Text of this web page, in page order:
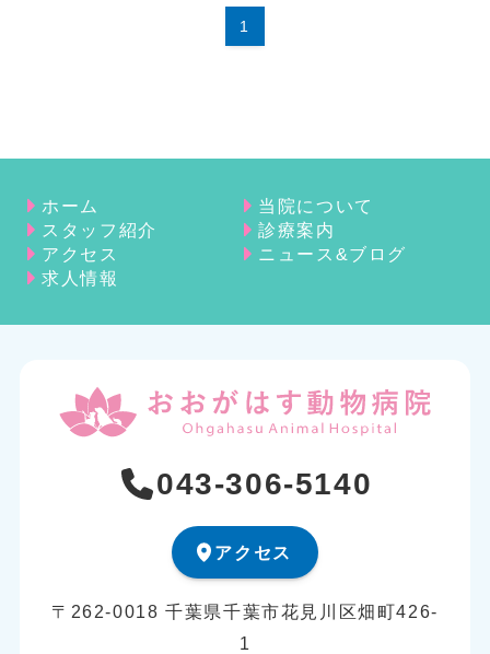
1
ホーム
当院について
スタッフ紹介
診療案内
アクセス
ニュース&ブログ
求人情報
043-306-5140
アクセス
〒262-0018 千葉県千葉市花見川区畑町426-
1